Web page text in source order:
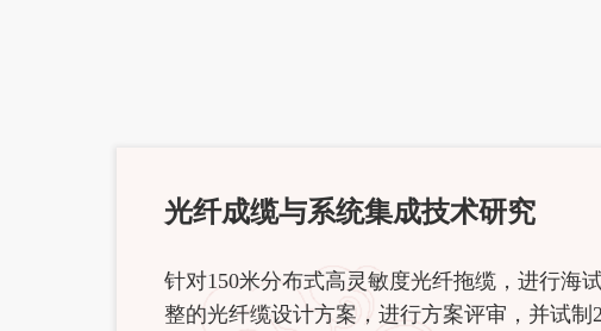
光纤成缆与系统集成技术研究
针对150米分布式高灵敏度光纤拖缆，进行海
整的光纤缆设计方案，进行方案评审，并试